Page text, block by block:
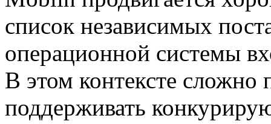
список независимых
операционной системы
В этом контексте сложно
поддерживать